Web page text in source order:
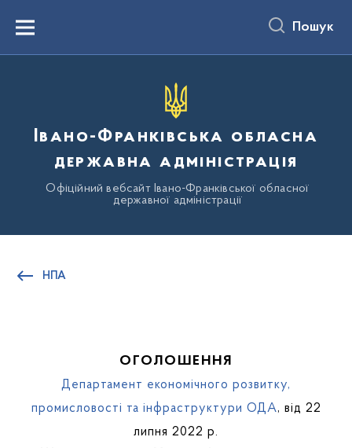
вмістуMenu Пошук
Івано-Франківська обласна
державна адміністрація
Офіційний вебсайт Івано-Франківської обласної
державної адміністрації
НПА
ОГОЛОШЕННЯ
Департамент економічного розвитку,
промисловості та інфраструктури ОДА, від 22
липня 2022 р.